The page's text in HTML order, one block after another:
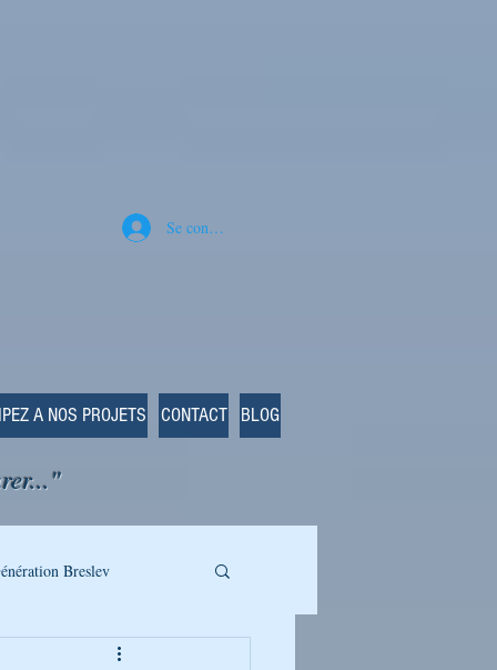
Se connecter
A NOS PROJETS CONTACT BLOG
Breslev